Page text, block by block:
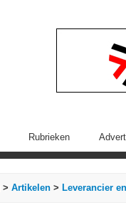
Rubrieken
> Artikelen > Leverancier